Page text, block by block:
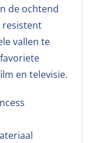
de ochtend
resistent
vallen te
en televisie.